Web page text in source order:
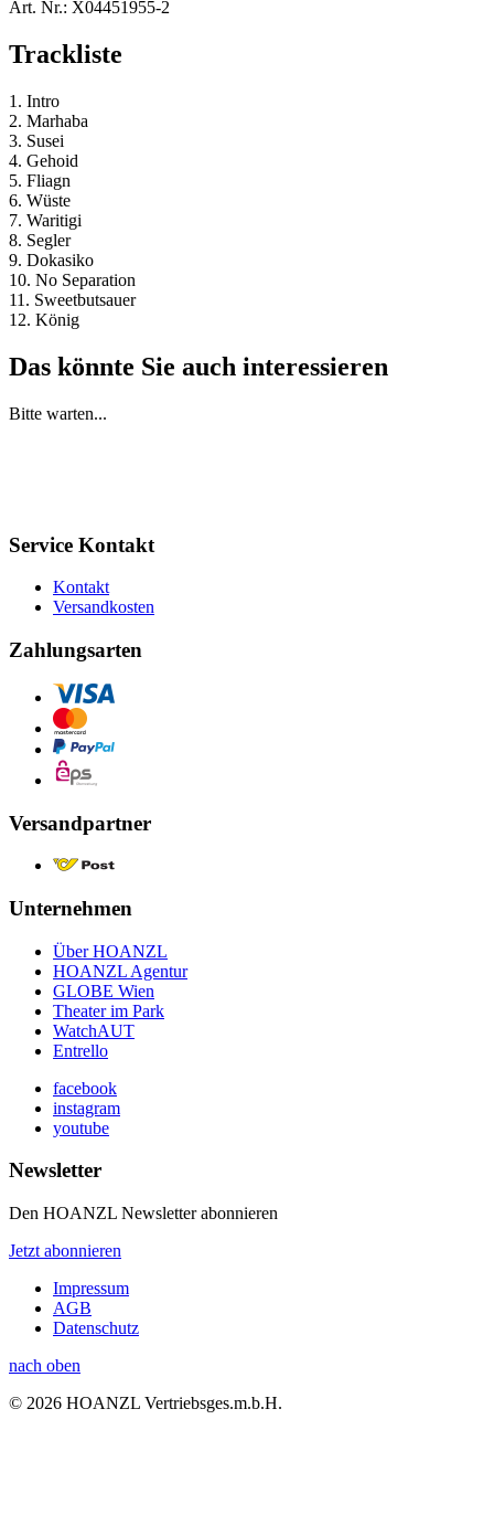
Art. Nr.: X04451955-2
Trackliste
1. Intro
2. Marhaba
3. Susei
4. Gehoid
5. Fliagn
6. Wüste
7. Waritigi
8. Segler
9. Dokasiko
10. No Separation
11. Sweetbutsauer
12. König
Das könnte Sie auch interessieren
Bitte warten...
Service Kontakt
Kontakt
Versandkosten
Zahlungsarten
Versandpartner
Unternehmen
Über HOANZL
HOANZL Agentur
GLOBE Wien
Theater im Park
WatchAUT
Entrello
facebook
instagram
youtube
Newsletter
Den HOANZL Newsletter abonnieren
Jetzt abonnieren
Impressum
AGB
Datenschutz
nach oben
© 2026 HOANZL Vertriebsges.m.b.H.